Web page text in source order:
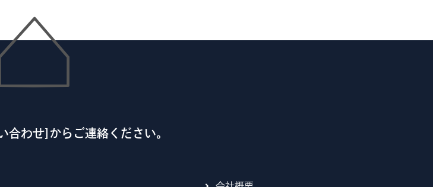
合わせ]からご連絡ください。